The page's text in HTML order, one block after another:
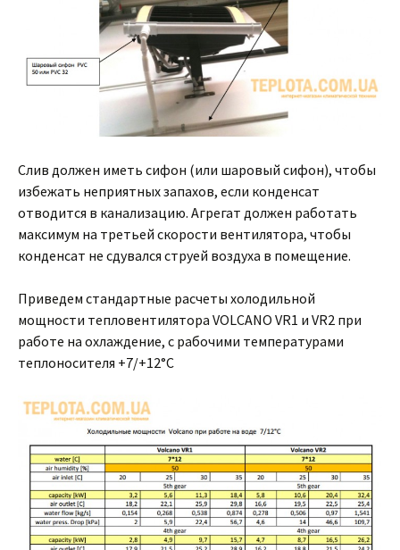
Слив должен иметь сифон (или шаровый сифон), чтобы
избежать неприятных запахов, если конденсат
отводится в канализацию. Агрегат должен работать
максимум на третьей скорости вентилятора, чтобы
конденсат не сдувался струей воздуха в помещение.
Приведем стандартные расчеты холодильной
мощности тепловентилятора VOLCANO VR1 и VR2 при
работе на охлаждение, с рабочими температурами
теплоносителя +7/+12°C